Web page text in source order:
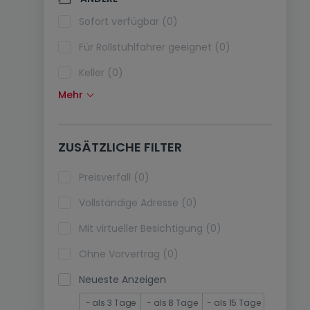
Klimaanlagen (0)
Glasfaser (0)
Sofort verfügbar (0)
Für Rollstuhlfahrer geeignet (0)
Keller (0)
Dachboden (0)
Fahrstuhl (0)
immobilienleibrente (0)
Ferienimmobilien (0)
Mehr
ZUSÄTZLICHE FILTER
Preisverfall (0)
Vollständige Adresse (0)
Mit virtueller Besichtigung (0)
Ohne Vorvertrag (0)
Neueste Anzeigen
- als 3 Tage - als 8 Tage - als 15 Tage